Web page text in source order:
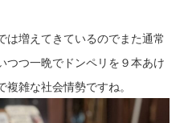
は増えてきているのでまた通常
つつ一晩でドンペリを９本あけ
雑な社会情勢ですね。